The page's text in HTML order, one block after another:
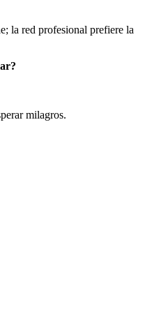
la red profesional prefiere la
milagros.